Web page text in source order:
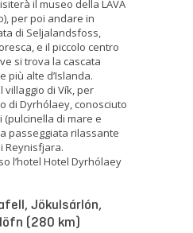
il museo della LAVA
per poi andare in
di Seljalandsfoss,
e il piccolo centro
si trova la cascata
più alte d’Islanda.
villaggio di Vík, per
di Dyrhólaey, conosciuto
(pulcinella di mare e
passeggiata rilassante
Reynisfjara.
l’hotel Hotel Dyrhólaey
Jökulsárlón,
(280 km)